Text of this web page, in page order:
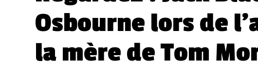
Osbourne lors de
la mère de Tom